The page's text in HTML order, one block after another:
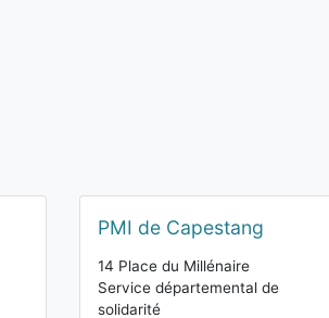
PMI de Capestang
14 Place du Millénaire
Service départemental de
solidarité